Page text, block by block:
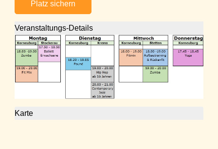
Platz sichern
Veranstaltungs-Details
Karte